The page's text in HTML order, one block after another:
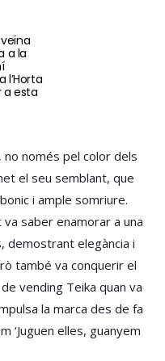
a la
l’Horta
a esta
no només pel color dels
el seu semblant, que
i ample somriure.
va saber enamorar a una
demostrant elegància i
també va conquerir el
vending Teika quan va
la marca des de fa
‘Juguen elles, guanyem